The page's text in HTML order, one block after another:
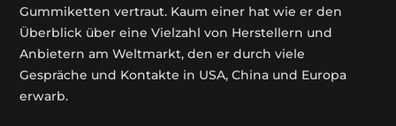
Gummiketten vertraut. Kaum einer hat wie er den
Überblick über eine Vielzahl von Herstellern und
Anbietern am Weltmarkt, den er durch viele
Gespräche und Kontakte in USA, China und Europa
erwarb.